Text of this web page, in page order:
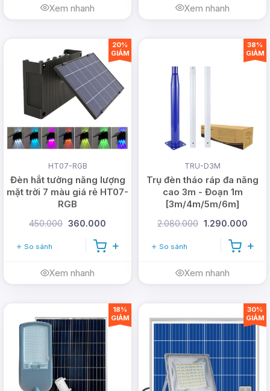
Xem nhanh Xem nhanh
HT07-RGB
Đèn hắt tường năng lượng
mặt trời 7 màu giá rẻ HT07-
RGB
450.000 360.000
So sánh
Xem nhanh
20%
GIẢM
TRU-D3M
Trụ đèn tháo ráp đa năng
cao 3m - Đoạn 1m
[3m/4m/5m/6m]
2.080.000 1.290.000
So sánh
Xem nhanh
38%
GIẢM
18%
GIẢM
30%
GIẢM